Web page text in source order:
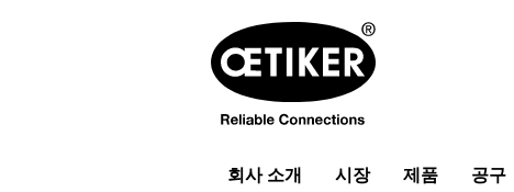
회사 소개 시장 제품 공구